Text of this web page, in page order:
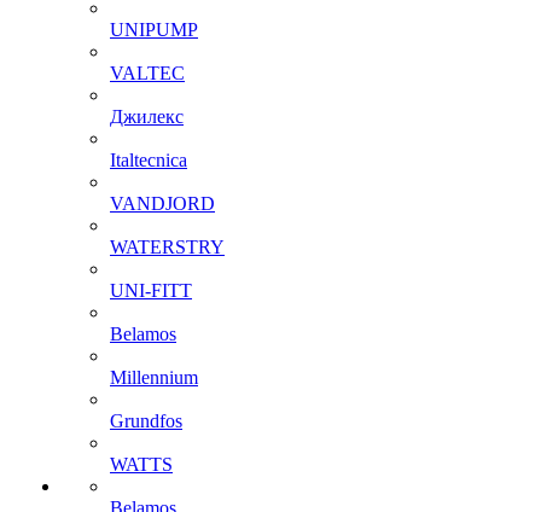
UNIPUMP
VALTEC
Джилекс
Italtecnica
VANDJORD
WATERSTRY
UNI-FITT
Belamos
Millennium
Grundfos
WATTS
Belamos